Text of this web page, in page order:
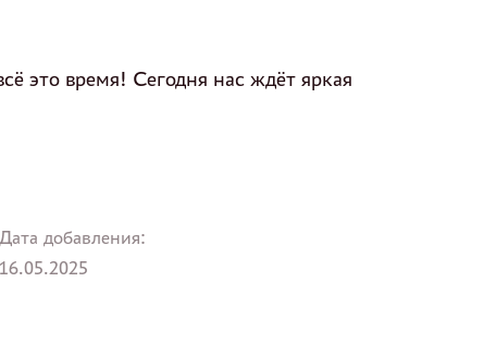
это время! Сегодня нас ждёт яркая
Дата добавления:
16.05.2025